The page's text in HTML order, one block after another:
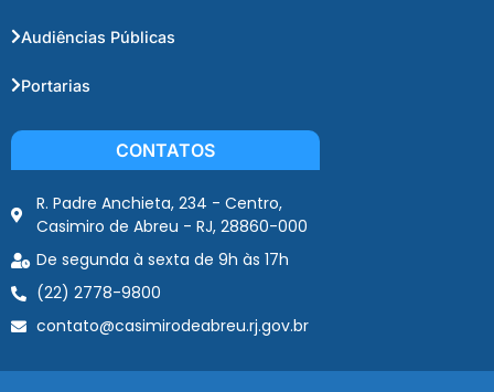
Audiências Públicas
Portarias
CONTATOS
R. Padre Anchieta, 234 - Centro,
Casimiro de Abreu - RJ, 28860-000
De segunda à sexta de 9h às 17h
(22) 2778-9800
contato@casimirodeabreu.rj.gov.br